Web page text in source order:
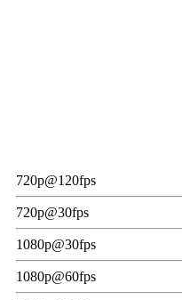
720p@120fps
720p@30fps
1080p@30fps
1080p@60fps